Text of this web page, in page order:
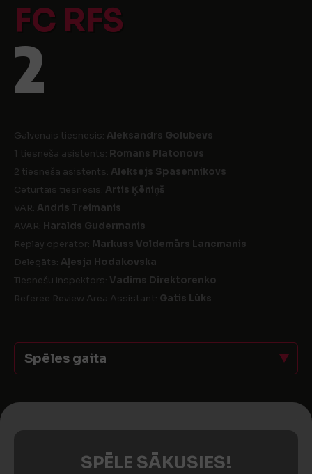
FC RFS
2
Galvenais tiesnesis: Aleksandrs Golubevs
1 tiesneša asistents: Romans Platonovs
2 tiesneša asistents: Aleksejs Spasennikovs
Ceturtais tiesnesis: Artis Ķēniņš
VAR: Andris Treimanis
AVAR: Haralds Gudermanis
Replay operator: Markuss Voldemārs Lancmanis
Delegāts: Aļesja Hodakovska
Tiesnešu inspektors: Vadims Direktorenko
Referee Review Area Assistant: Gatis Lūks
Spēles gaita
SPĒLE SĀKUSIES!